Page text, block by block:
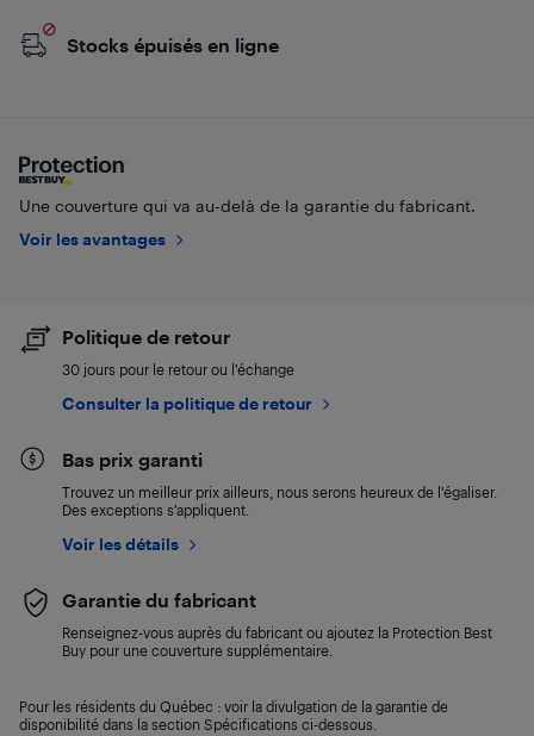
Stocks épuisés en ligne
Une couverture qui va au-delà de la garantie du fabricant.
Voir les avantages
Politique de retour
30 jours pour le retour ou l’échange
Consulter la politique de retour
Bas prix garanti
Trouvez un meilleur prix ailleurs, nous serons heureux de l’égaliser.
Des exceptions s’appliquent.
Voir les détails
Garantie du fabricant
Renseignez-vous auprès du fabricant ou ajoutez la Protection Best
Buy pour une couverture supplémentaire.
Pour les résidents du Québec : voir la divulgation de la garantie de
disponibilité dans la section Spécifications ci-dessous.